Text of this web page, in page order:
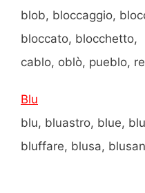
blob, bloccaggio,
bloccato,
cablo, oblò, pueblo,
Blu
blu, bluastro, blue,
bluffare, blusa,